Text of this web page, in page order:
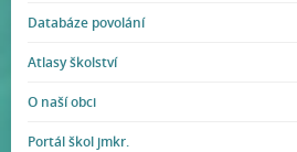
Databáze povolání
Atlasy školství
O naší obci
Portál škol jmkr.